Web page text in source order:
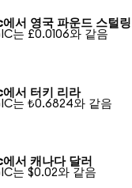
서 영국 파운드 스털링
는 £0.0106와 같음
서 터키 리라
는 ₺0.6824와 같음
서 캐나다 달러
는 $0.02와 같음